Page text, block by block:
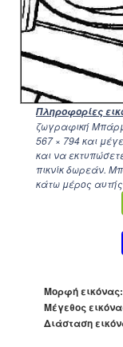
Πληροφορίες
ζωγραφική
567 × 794και
και να
πικνίκ δωρεάν.
κάτω μέρος
Μορφή
Μέγεθος
Διάσταση